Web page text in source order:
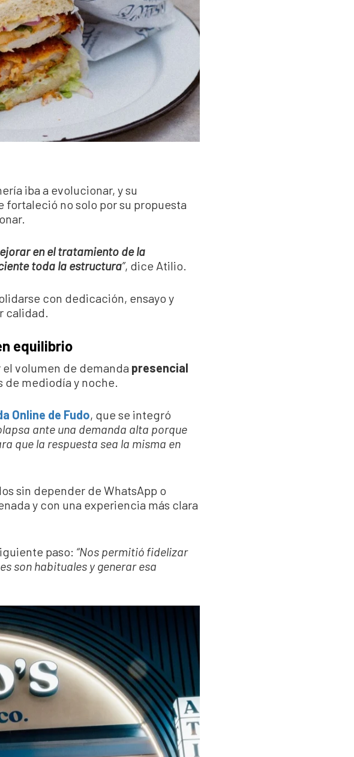
iba a evolucionar, y su
no solo por su propuesta
en el tratamiento de la
toda la estructura”, dice Atilio.
con dedicación, ensayo y
calidad.
equilibrio
volumen de demanda presencial
de mediodía y noche.
Online de Fudo, que se integró
ante una demanda alta porque
que la respuesta sea la misma en
sin depender de WhatsApp o
y con una experiencia más clara
paso: “Nos permitió fidelizar
son habituales y generar esa